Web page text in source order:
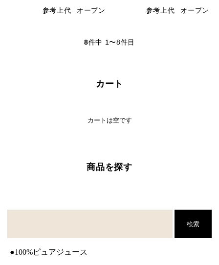
参考上代
オープン
参考上代
オープン
8件中 1〜8件目
カート
カートは空です
商品を探す
検索
●100%ピュアジュース